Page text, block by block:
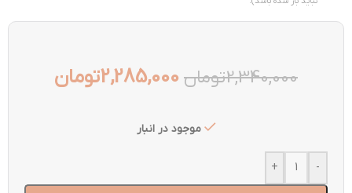
2,340,000تومان 2,285,000تومان
موجود در انبار
-
+